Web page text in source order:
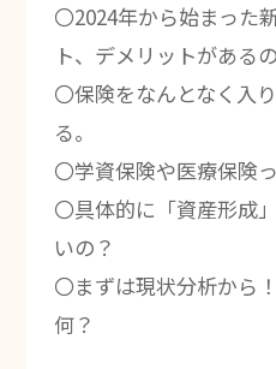
〇2024年から始まった
ト、デメリットがある
〇保険をなんとなく入
る。
〇学資保険や医療保険
〇具体的に「資産形成
いの？
〇まずは現状分析から
何？